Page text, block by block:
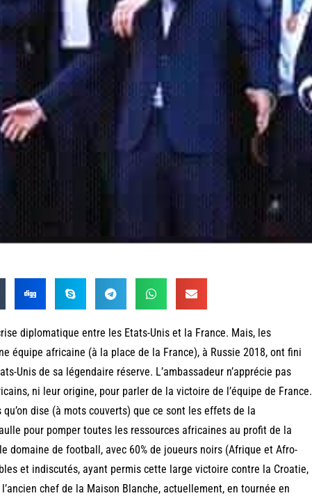
diplomatique entre les Etats-Unis et la France. Mais, les
équipe africaine (à la place de la France), à Russie 2018, ont fini
Unis de sa légendaire réserve. L’ambassadeur n’apprécie pas
ni leur origine, pour parler de la victoire de l’équipe de France.
dise (à mots couverts) que ce sont les effets de la
pour pomper toutes les ressources africaines au profit de la
domaine de football, avec 60% de joueurs noirs (Afrique et Afro-
et indiscutés, ayant permis cette large victoire contre la Croatie,
chef de la Maison Blanche, actuellement, en tournée en